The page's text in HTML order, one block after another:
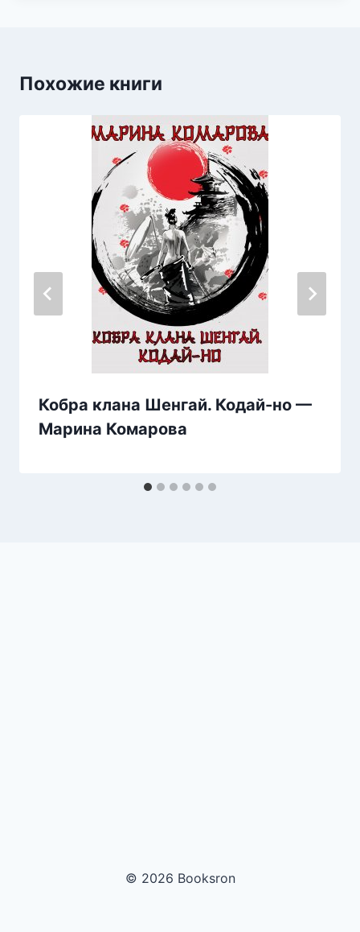
Похожие книги
Кобра клана Шенгай. Кодай-но —
Марина Комарова
© 2026 Booksron